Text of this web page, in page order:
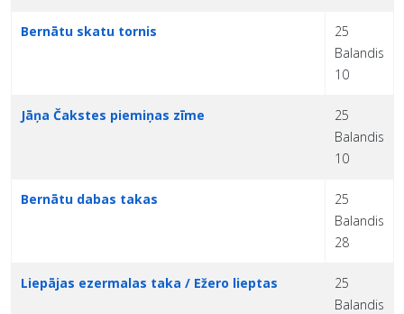
Bernātu skatu tornis
25
Balandis
10
Jāņa Čakstes piemiņas zīme
25
Balandis
10
Bernātu dabas takas
25
Balandis
28
Liepājas ezermalas taka / Ežero lieptas
25
Balandis